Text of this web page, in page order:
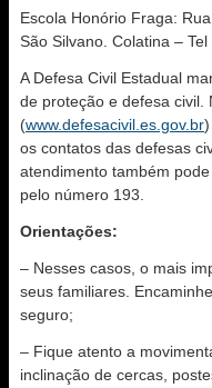
Escola Honório Fraga:
São Silvano. Colatina –
A Defesa Civil Estadual
de proteção e defesa civil.
(www.defesacivil.es.gov.br
os contatos das defesas
atendimento também
pelo número 193.
Orientações:
– Nesses casos, o mais
seus familiares.
seguro;
– Fique atento a
inclinação de cercas,